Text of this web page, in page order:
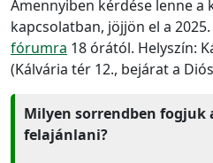
Amennyiben kérdése lenne a
kapcsolatban, jöjjön el a
fórumra 18 órától. Helyszín:
(Kálvária tér 12., bejárat a
Milyen sorrendben fogjuk
felajánlani?